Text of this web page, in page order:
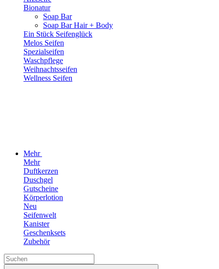
Bionatur
Soap Bar
Soap Bar Hair + Body
Ein Stück Seifenglück
Melos Seifen
Spezialseifen
Waschpflege
Weihnachtsseifen
Wellness Seifen
Mehr
Mehr
Duftkerzen
Duschgel
Gutscheine
Körperlotion
Neu
Seifenwelt
Kanister
Geschenksets
Zubehör